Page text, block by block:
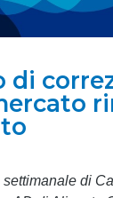
di
settimanale di